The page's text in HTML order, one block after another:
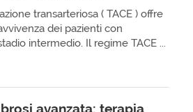
transarteriosa ( TACE ) offre
dei pazienti con
intermedio. Il regime TACE ...
avanzata: terapia